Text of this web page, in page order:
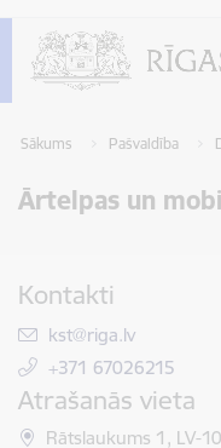
Sākums Pašvaldība
Ārtelpas un
Kontakti
E-pasts:
kst@riga.lv
+371 67026215
Atrašanās vieta
Rātslaukums 1, LV-